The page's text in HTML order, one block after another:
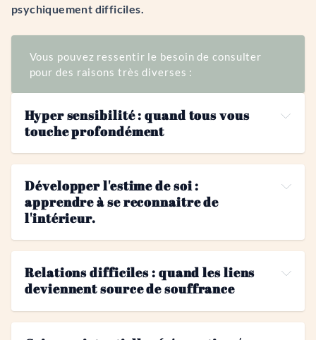
psychiquement difficiles.
Vous pouvez ressentir le besoin de consulter
pour des raisons très diverses :
Hyper sensibilité : quand tous vous
touche profondément
"
Développer l'estime de soi :
apprendre à se reconnaitre de
l'intérieur.
Relations difficiles : quand les liens
deviennent source de souffrance